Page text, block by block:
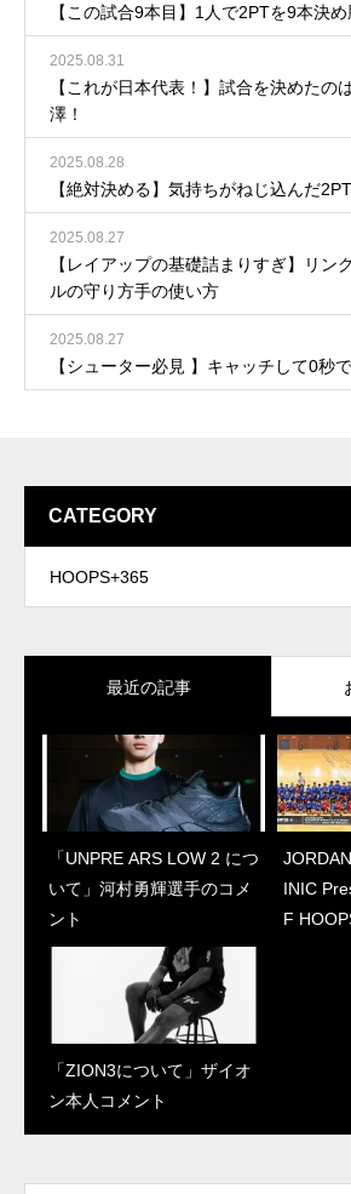
【この試合9本目】1人で2PTを9本決
2025.08.31
【これが日本代表！】試合を決めたの
澤！
2025.08.28
【絶対決める】気持ちがねじ込んだ2PT
2025.08.27
【レイアップの基礎詰まりすぎ】リン
ルの守り方手の使い方
2025.08.27
【シューター必見 】キャッチして0秒
CATEGORY
HOOPS+365
最近の記事
「UNPRE ARS LOW 2 につ
いて」河村勇輝選手のコメ
ント
INIC
F
「ZION3について」ザイオ
ン本人コメント
“ジェイソン・テイタム初の
シグネチャーシューズ”
「テイタム 1について」本
人コメント
「
いて」
ント
JORDAN BASKETBALL CL
INIC Presented by ZONE O
F HOOPS＋